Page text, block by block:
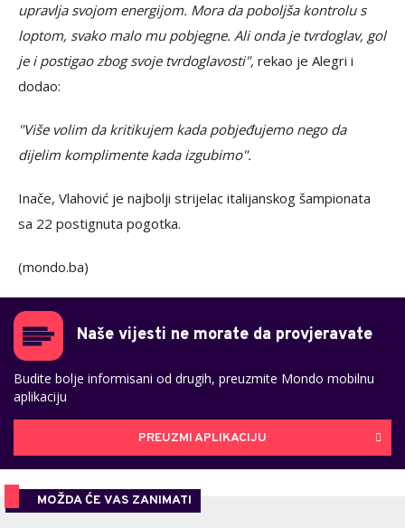
upravlja svojom energijom. Mora da poboljša kontrolu s
loptom, svako malo mu pobjegne. Ali onda je tvrdoglav, gol
je i postigao zbog svoje tvrdoglavosti", rekao je Alegri i
dodao:
"Više volim da kritikujem kada pobjeđujemo nego da
dijelim komplimente kada izgubimo".
Inače, Vlahović je najbolji strijelac italijanskog šampionata
sa 22 postignuta pogotka.
(mondo.ba)
Naše vijesti ne morate da provjeravate
Budite bolje informisani od drugih, preuzmite Mondo mobilnu
aplikaciju
PREUZMI APLIKACIJU
MOŽDA ĆE VAS ZANIMATI